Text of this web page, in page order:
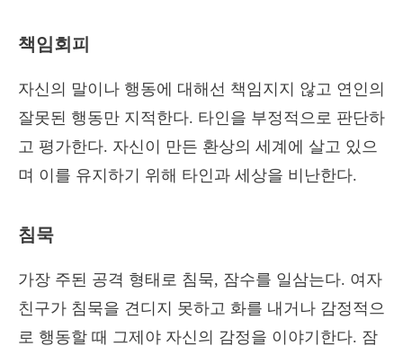
책임회피
자신의 말이나 행동에 대해선 책임지지 않고 연인의
잘못된 행동만 지적한다. 타인을 부정적으로 판단하
고 평가한다. 자신이 만든 환상의 세계에 살고 있으
며 이를 유지하기 위해 타인과 세상을 비난한다.
침묵
가장 주된 공격 형태로 침묵, 잠수를 일삼는다. 여자
친구가 침묵을 견디지 못하고 화를 내거나 감정적으
로 행동할 때 그제야 자신의 감정을 이야기한다. 잠